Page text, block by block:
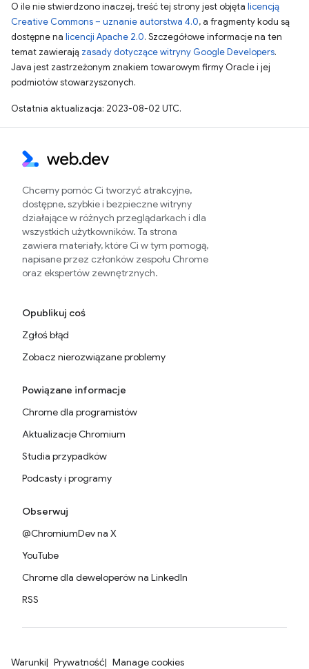
O ile nie stwierdzono inaczej, treść tej strony jest objęta licencją
Creative Commons – uznanie autorstwa 4.0, a fragmenty kodu są
dostępne na licencji Apache 2.0. Szczegółowe informacje na ten
temat zawierają zasady dotyczące witryny Google Developers.
Java jest zastrzeżonym znakiem towarowym firmy Oracle i jej
podmiotów stowarzyszonych.
Ostatnia aktualizacja: 2023-08-02 UTC.
Chcemy pomóc Ci tworzyć atrakcyjne,
dostępne, szybkie i bezpieczne witryny
działające w różnych przeglądarkach i dla
wszystkich użytkowników. Ta strona
zawiera materiały, które Ci w tym pomogą,
napisane przez członków zespołu Chrome
oraz ekspertów zewnętrznych.
Opublikuj coś
Zgłoś błąd
Zobacz nierozwiązane problemy
Powiązane informacje
Chrome dla programistów
Aktualizacje Chromium
Studia przypadków
Podcasty i programy
Obserwuj
@ChromiumDev na X
YouTube
Chrome dla deweloperów na LinkedIn
RSS
Warunki Prywatność Manage cookies